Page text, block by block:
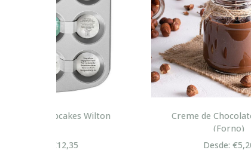
Creme de Chocolate Nutella